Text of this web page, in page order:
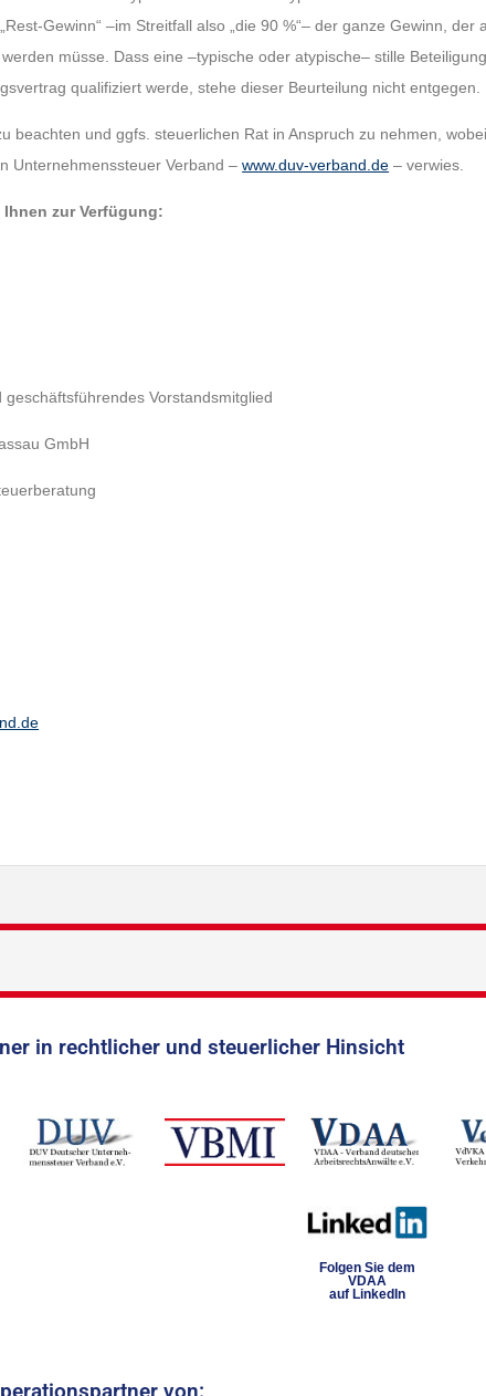
Gewinn“ –im Streitfall also „die 90 %“– der ganze Gewinn, der
müsse. Dass eine –typische oder atypische– stille
qualifiziert werde, stehe dieser Beurteilung nicht entgegen.
beachten und ggfs. steuerlichen Rat in Anspruch zu nehmen,
Unternehmenssteuer Verband –www.duv-verband.de – verwies.
zur Verfügung:
geschäftsführendes Vorstandsmitglied
GmbH
in rechtlicher und steuerlicher Hinsicht
Folgen Sie dem
VDAA
auf LinkedIn
von: